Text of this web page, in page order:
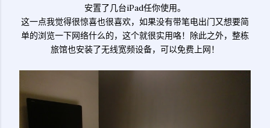
安置了几台iPad任你使用。
这一点我觉得很惊喜也很喜欢，如果没有带笔电出门又想要简
单的浏览一下网络什么的，这个就很实用咯！除此之外，整栋
旅馆也安装了无线宽频设备，可以免费上网！